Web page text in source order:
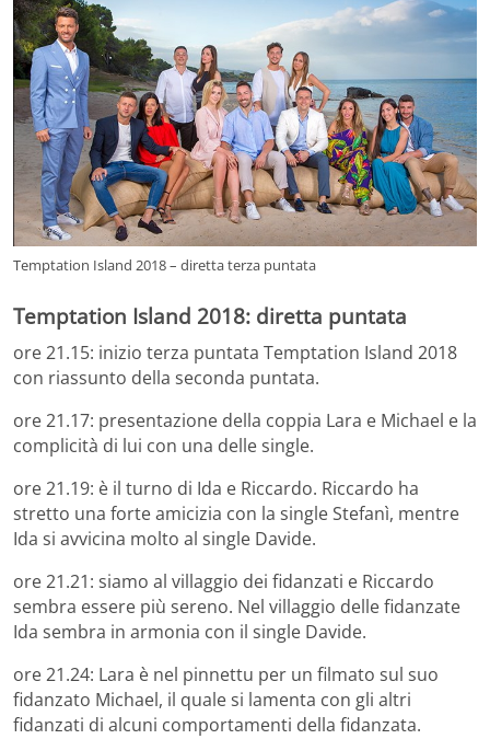
Temptation Island 2018 – diretta terza puntata
Temptation Island 2018: diretta puntata
ore 21.15: inizio terza puntata Temptation Island 2018
con riassunto della seconda puntata.
ore 21.17: presentazione della coppia Lara e Michael e la
complicità di lui con una delle single.
ore 21.19: è il turno di Ida e Riccardo. Riccardo ha
stretto una forte amicizia con la single Stefanì, mentre
Ida si avvicina molto al single Davide.
ore 21.21: siamo al villaggio dei fidanzati e Riccardo
sembra essere più sereno. Nel villaggio delle fidanzate
Ida sembra in armonia con il single Davide.
ore 21.24: Lara è nel pinnettu per un filmato sul suo
fidanzato Michael, il quale si lamenta con gli altri
fidanzati di alcuni comportamenti della fidanzata.